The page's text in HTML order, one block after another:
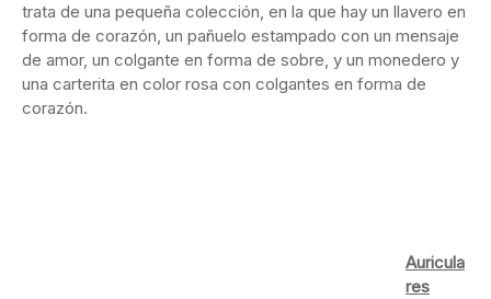
trata de una pequeña colección, en la que hay un llavero en
forma de corazón, un pañuelo estampado con un mensaje
de amor, un colgante en forma de sobre, y un monedero y
una carterita en color rosa con colgantes en forma de
corazón.
Auricula
res